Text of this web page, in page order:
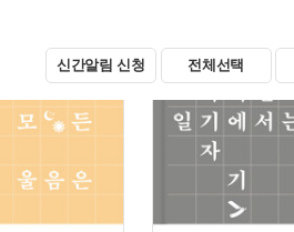
신간알림 신청 전체선택